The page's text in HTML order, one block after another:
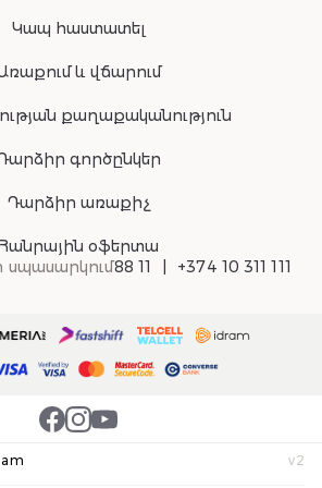
Կապ հաստատել
և վճարում
քաղաքականություն
գործընկեր
Դարձիր առաքիչ
Հանրային օֆերտա
88 11 +374 10 311 111
v2